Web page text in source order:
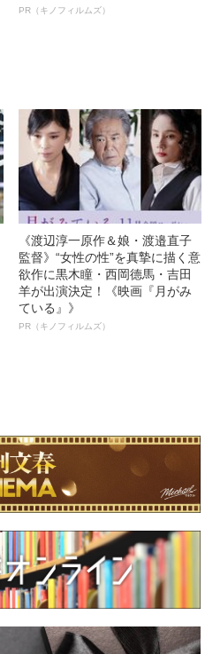
ボ》
PR（キノフィルムズ）
《渡辺淳一原作＆娘・渡邉直子
監督》“女性の性”を真摯に描く意
欲作に黒木瞳・西岡德馬・吉田
羊が出演決定！《映画『月がみ
ている』》
PR（キノフィルムズ）